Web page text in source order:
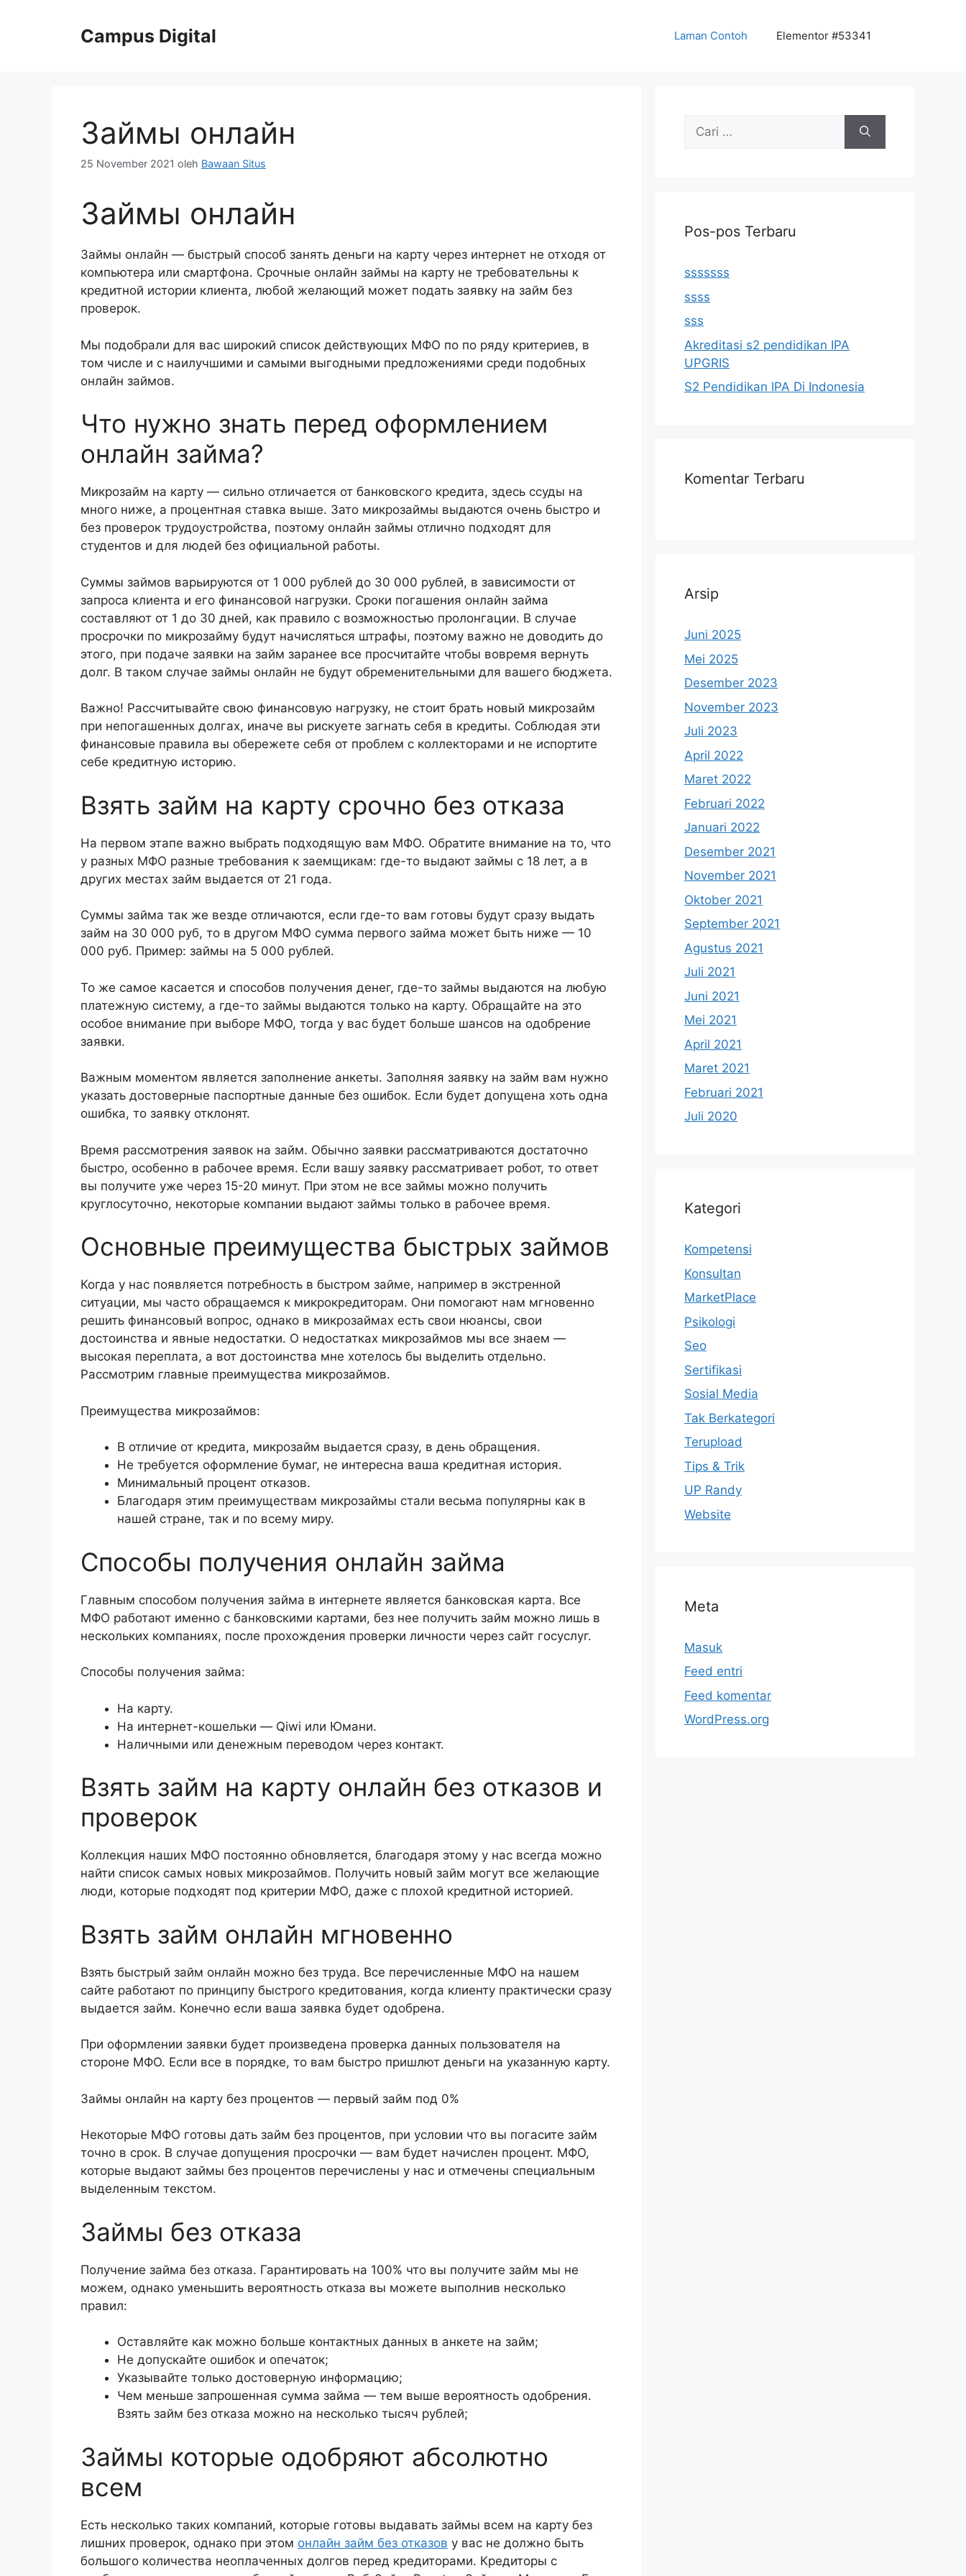
Campus Digital Laman Contoh Elementor #53341
Займы онлайн
25 November 2021 oleh Bawaan Situs
Займы онлайн
Займы онлайн — быстрый способ занять деньги на карту через интернет не отходя от
компьютера или смартфона. Срочные онлайн займы на карту не требовательны к
кредитной истории клиента, любой желающий может подать заявку на займ без
проверок.
Мы подобрали для вас широкий список действующих МФО по по ряду критериев, в
том числе и с наилучшими и самыми выгодными предложениями среди подобных
онлайн займов.
Что нужно знать перед оформлением
онлайн займа?
Микрозайм на карту — сильно отличается от банковского кредита, здесь ссуды на
много ниже, а процентная ставка выше. Зато микрозаймы выдаются очень быстро и
без проверок трудоустройства, поэтому онлайн займы отлично подходят для
студентов и для людей без официальной работы.
Суммы займов варьируются от 1 000 рублей до 30 000 рублей, в зависимости от
запроса клиента и его финансовой нагрузки. Сроки погашения онлайн займа
составляют от 1 до 30 дней, как правило с возможностью пролонгации. В случае
просрочки по микрозайму будут начисляться штрафы, поэтому важно не доводить до
этого, при подаче заявки на займ заранее все просчитайте чтобы вовремя вернуть
долг. В таком случае займы онлайн не будут обременительными для вашего бюджета.
Важно! Рассчитывайте свою финансовую нагрузку, не стоит брать новый микрозайм
при непогашенных долгах, иначе вы рискуете загнать себя в кредиты. Соблюдая эти
финансовые правила вы обережете себя от проблем с коллекторами и не испортите
себе кредитную историю.
Взять займ на карту срочно без отказа
На первом этапе важно выбрать подходящую вам МФО. Обратите внимание на то, что
у разных МФО разные требования к заемщикам: где-то выдают займы с 18 лет, а в
других местах займ выдается от 21 года.
Суммы займа так же везде отличаются, если где-то вам готовы будут сразу выдать
займ на 30 000 руб, то в другом МФО сумма первого займа может быть ниже — 10
000 руб. Пример: займы на 5 000 рублей.
То же самое касается и способов получения денег, где-то займы выдаются на любую
платежную систему, а где-то займы выдаются только на карту. Обращайте на это
особое внимание при выборе МФО, тогда у вас будет больше шансов на одобрение
заявки.
Важным моментом является заполнение анкеты. Заполняя заявку на займ вам нужно
указать достоверные паспортные данные без ошибок. Если будет допущена хоть одна
ошибка, то заявку отклонят.
Время рассмотрения заявок на займ. Обычно заявки рассматриваются достаточно
быстро, особенно в рабочее время. Если вашу заявку рассматривает робот, то ответ
вы получите уже через 15-20 минут. При этом не все займы можно получить
круглосуточно, некоторые компании выдают займы только в рабочее время.
Основные преимущества быстрых займов
Когда у нас появляется потребность в быстром займе, например в экстренной
ситуации, мы часто обращаемся к микрокредиторам. Они помогают нам мгновенно
решить финансовый вопрос, однако в микрозаймах есть свои нюансы, свои
достоинства и явные недостатки. О недостатках микрозаймов мы все знаем —
высокая переплата, а вот достоинства мне хотелось бы выделить отдельно.
Рассмотрим главные преимущества микрозаймов.
Преимущества микрозаймов:
В отличие от кредита, микрозайм выдается сразу, в день обращения.
Не требуется оформление бумаг, не интересна ваша кредитная история.
Минимальный процент отказов.
Благодаря этим преимуществам микрозаймы стали весьма популярны как в
нашей стране, так и по всему миру.
Способы получения онлайн займа
Главным способом получения займа в интернете является банковская карта. Все
МФО работают именно с банковскими картами, без нее получить займ можно лишь в
нескольких компаниях, после прохождения проверки личности через сайт госуслуг.
Способы получения займа:
На карту.
На интернет-кошельки — Qiwi или Юмани.
Наличными или денежным переводом через контакт.
Взять займ на карту онлайн без отказов и
проверок
Коллекция наших МФО постоянно обновляется, благодаря этому у нас всегда можно
найти список самых новых микрозаймов. Получить новый займ могут все желающие
люди, которые подходят под критерии МФО, даже с плохой кредитной историей.
Взять займ онлайн мгновенно
Взять быстрый займ онлайн можно без труда. Все перечисленные МФО на нашем
сайте работают по принципу быстрого кредитования, когда клиенту практически сразу
выдается займ. Конечно если ваша заявка будет одобрена.
При оформлении заявки будет произведена проверка данных пользователя на
стороне МФО. Если все в порядке, то вам быстро пришлют деньги на указанную карту.
Займы онлайн на карту без процентов — первый займ под 0%
Некоторые МФО готовы дать займ без процентов, при условии что вы погасите займ
точно в срок. В случае допущения просрочки — вам будет начислен процент. МФО,
которые выдают займы без процентов перечислены у нас и отмечены специальным
выделенным текстом.
Займы без отказа
Получение займа без отказа. Гарантировать на 100% что вы получите займ мы не
можем, однако уменьшить вероятность отказа вы можете выполнив несколько
правил:
Оставляйте как можно больше контактных данных в анкете на займ;
Не допускайте ошибок и опечаток;
Указывайте только достоверную информацию;
Чем меньше запрошенная сумма займа — тем выше вероятность одобрения.
Взять займ без отказа можно на несколько тысяч рублей;
Займы которые одобряют абсолютно
всем
Есть несколько таких компаний, которые готовы выдавать займы всем на карту без
лишних проверок, однако при этом онлайн займ без отказов у вас не должно быть
большого количества неоплаченных долгов перед кредиторами. Кредиторы с
Cari
Pos-pos Terbaru
sssssss
ssss
sss
Akreditasi s2 pendidikan IPA
UPGRIS
S2 Pendidikan IPA Di Indonesia
Komentar Terbaru
Arsip
Juni 2025
Mei 2025
Desember 2023
November 2023
Juli 2023
April 2022
Maret 2022
Februari 2022
Januari 2022
Desember 2021
November 2021
Oktober 2021
September 2021
Agustus 2021
Juli 2021
Juni 2021
Mei 2021
April 2021
Maret 2021
Februari 2021
Juli 2020
Kategori
Kompetensi
Konsultan
MarketPlace
Psikologi
Seo
Sertifikasi
Sosial Media
Tak Berkategori
Terupload
Tips & Trik
UP Randy
Website
Meta
Masuk
Feed entri
Feed komentar
WordPress.org